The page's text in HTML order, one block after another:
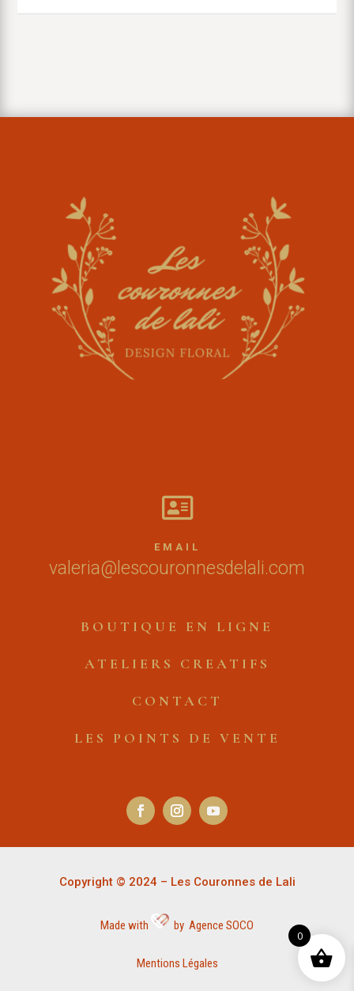

EMAIL
valeria@lescouronnesdelali.com
BOUTIQUE EN LIGNE
ATELIERS CREATIFS
CONTACT
LES POINTS DE VENTE
Copyright © 2024 – Les Couronnes de Lali
Made with by Agence SOCO
Mentions Légales
0